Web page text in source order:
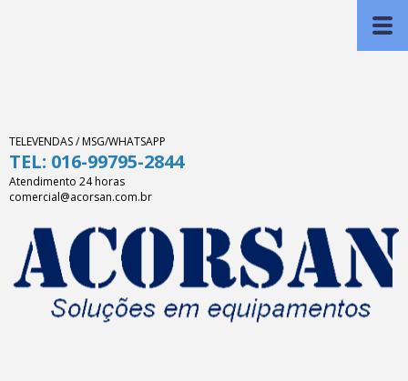
TELEVENDAS / MSG/WHATSAPP
TEL: 016-99795-2844
Atendimento 24 horas
comercial@acorsan.com.br